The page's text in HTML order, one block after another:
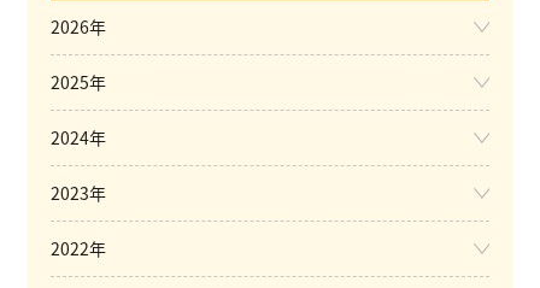
2026年
2025年
2024年
2023年
2022年